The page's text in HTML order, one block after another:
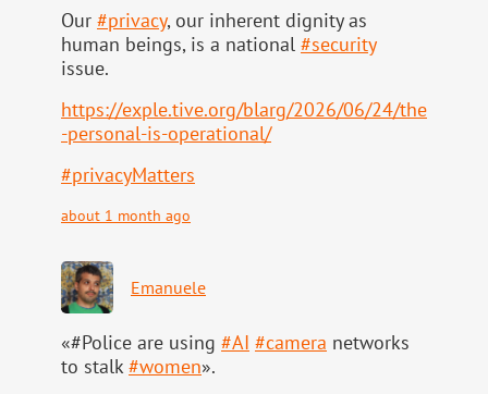
Our #privacy, our inherent dignity as
human beings, is a national #security
issue.
https://exple.tive.org/blarg/2026/06/24/the
-personal-is-operational/
#privacyMatters
about 1 month ago
Emanuele
«#Police are using #AI #camera networks
to stalk#women».